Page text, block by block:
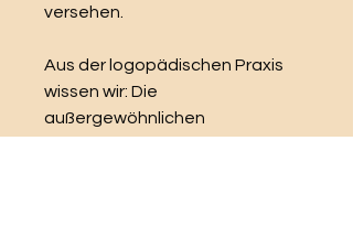
versehen.
Aus der logopädischen Praxis
wissen wir: Die
außergewöhnlichen